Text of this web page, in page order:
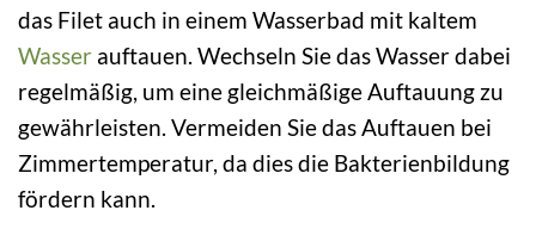
das Filet auch in einem Wasserbad mit kaltem
Wasser auftauen. Wechseln Sie das Wasser dabei
regelmäßig, um eine gleichmäßige Auftauung zu
gewährleisten. Vermeiden Sie das Auftauen bei
Zimmertemperatur, da dies die Bakterienbildung
fördern kann.